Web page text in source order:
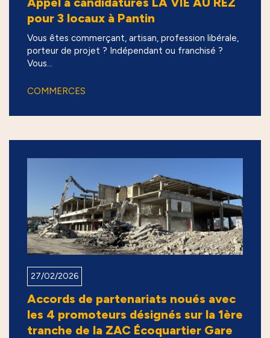
pour 3 locaux à Pantin
Vous êtes commerçant, artisan, profession libérale,
porteur de projet ? Indépendant ou franchisé ?
Vous...
COMMERCES
27/02/2026
Accords de partenariats noués avec
les 4 promoteurs désignés sur la 1ère
tranche de la ZAC Écoquartier Gare